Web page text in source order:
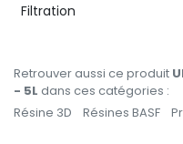
Filtration
Retrouver aussi ce produit
- 5L dans ces catégories :
Résine 3D
Résines BASF